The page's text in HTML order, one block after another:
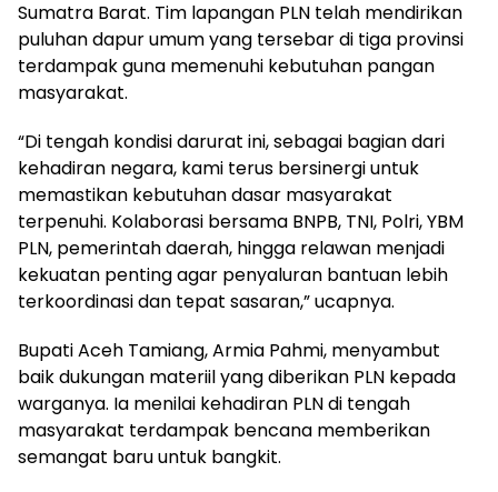
Sumatra Barat. Tim lapangan PLN telah mendirikan
puluhan dapur umum yang tersebar di tiga provinsi
terdampak guna memenuhi kebutuhan pangan
masyarakat.
“Di tengah kondisi darurat ini, sebagai bagian dari
kehadiran negara, kami terus bersinergi untuk
memastikan kebutuhan dasar masyarakat
terpenuhi. Kolaborasi bersama BNPB, TNI, Polri, YBM
PLN, pemerintah daerah, hingga relawan menjadi
kekuatan penting agar penyaluran bantuan lebih
terkoordinasi dan tepat sasaran,” ucapnya.
Bupati Aceh Tamiang, Armia Pahmi, menyambut
baik dukungan materiil yang diberikan PLN kepada
warganya. Ia menilai kehadiran PLN di tengah
masyarakat terdampak bencana memberikan
semangat baru untuk bangkit.